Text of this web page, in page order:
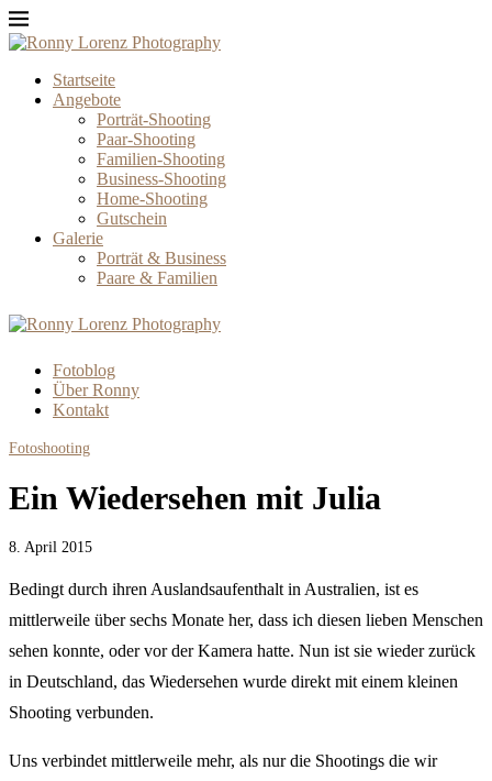
Startseite
Angebote
Porträt-Shooting
Paar-Shooting
Familien-Shooting
Business-Shooting
Home-Shooting
Gutschein
Galerie
Porträt & Business
Paare & Familien
Fotoblog
Über Ronny
Kontakt
Fotoshooting
Ein Wiedersehen mit Julia
8. April 2015
Bedingt durch ihren Auslandsaufenthalt in Australien, ist es
mittlerweile über sechs Monate her, dass ich diesen lieben Menschen
sehen konnte, oder vor der Kamera hatte. Nun ist sie wieder zurück
in Deutschland, das Wiedersehen wurde direkt mit einem kleinen
Shooting verbunden.
Uns verbindet mittlerweile mehr, als nur die Shootings die wir